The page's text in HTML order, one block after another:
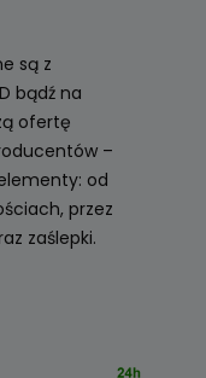
są z
bądź na
ofertę
–
od
przez
zaślepki.